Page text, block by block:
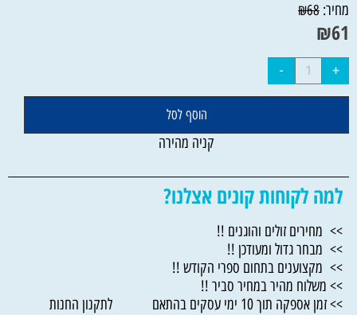
מחיר:
₪68
₪61
הוסף לסל
קניה מהירה
למה לקוחות קונים אצלנו?
>> מחירים זולים והוגנים !!
>> מבחר גדול ומעודכן !!
>> מקצוענים בתחום ספרי הקודש !!
>> משלוח מהיר במחיר סביר !!
>> זמן אספקה תוך 10 ימי עסקים בהתאם לתקנון החנות